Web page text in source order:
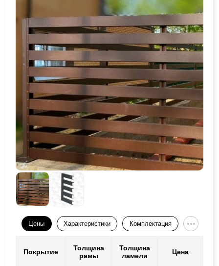
Цены Характеристики Комплектация
Покрытие
Толщина
рамы
Толщина
ламели
Цена